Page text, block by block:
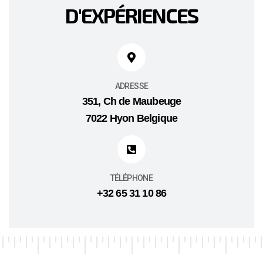
D'EXPÉRIENCES
ADRESSE
351, Ch de Maubeuge
7022 Hyon Belgique
TÉLÉPHONE
+32 65 31 10 86